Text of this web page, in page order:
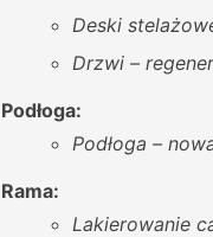
Deski
Drzwi –
Podłoga:
Podłoga –
Rama:
Lakierowanie